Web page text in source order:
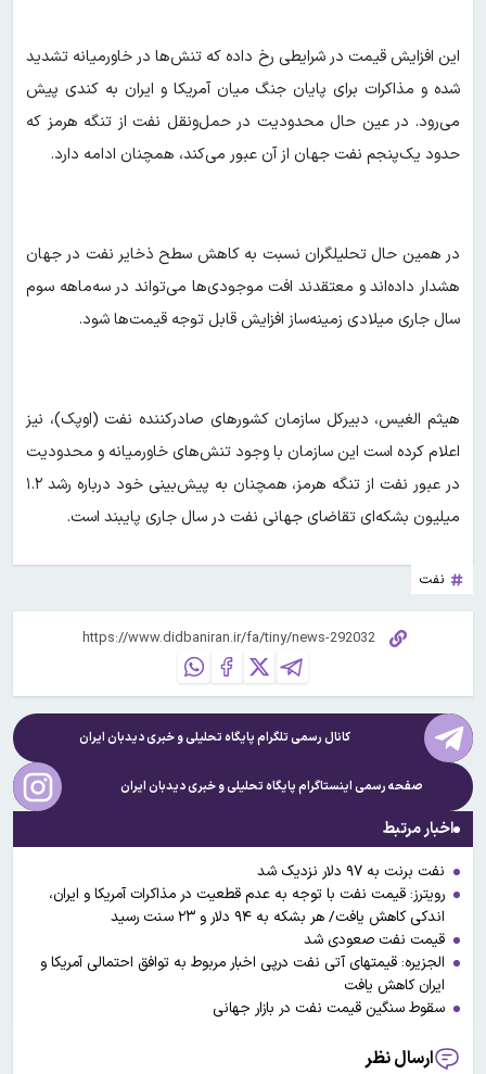
این افزایش قیمت در شرایطی رخ داده که تنش‌ها در خاورمیانه تشدید
شده و مذاکرات برای پایان جنگ میان آمریکا و ایران به کندی پیش
می‌رود. در عین حال محدودیت در حمل‌ونقل نفت از تنگه هرمز که
حدود یک‌پنجم نفت جهان از آن عبور می‌کند، همچنان ادامه دارد.
در همین حال تحلیلگران نسبت به کاهش سطح ذخایر نفت در جهان
هشدار داده‌اند و معتقدند افت موجودی‌ها می‌تواند در سه‌ماهه سوم
سال جاری میلادی زمینه‌ساز افزایش قابل توجه قیمت‌ها شود.
هیثم الغیس، دبیرکل سازمان کشورهای صادرکننده نفت (اوپک)، نیز
اعلام کرده است این سازمان با وجود تنش‌های خاورمیانه و محدودیت
در عبور نفت از تنگه هرمز، همچنان به پیش‌بینی خود درباره رشد ۱.۲
میلیون بشکه‌ای تقاضای جهانی نفت در سال جاری پایبند است.
نفت
کانال رسمی تلگرام پایگاه تحلیلی و خبریدیدبان ایران
صفحه رسمی اینستاگرام پایگاه تحلیلی و خبریدیدبان ایران
اخبار مرتبط
نفت برنت به ۹۷ دلار نزدیک شد
رویترز: قیمت نفت با توجه به عدم قطعیت در مذاکرات آمریکا و ایران،
اندکی کاهش یافت/ هر بشکه به ۹۴ دلار و ۲۳ سنت رسید
قیمت نفت صعودی شد
الجزیره: قیمتهای آتی نفت درپی اخبار مربوط به توافق احتمالی آمریکا و
ایران کاهش یافت
سقوط سنگین قیمت نفت در بازار جهانی
ارسال نظر